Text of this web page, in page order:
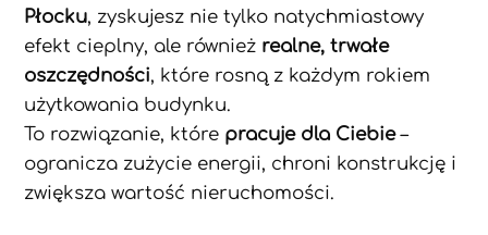
Płocku, zyskujesz nie tylko natychmiastowy
efekt cieplny, ale również realne, trwałe
oszczędności, które rosną z każdym rokiem
użytkowania budynku.
To rozwiązanie, które pracuje dla Ciebie–
ogranicza zużycie energii, chroni konstrukcję i
zwiększa wartość nieruchomości.